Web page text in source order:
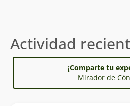
Actividad
¡Comparte tu
Mirador de